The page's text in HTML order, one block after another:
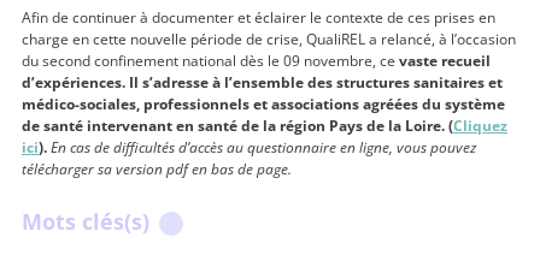
Afin de continuer à documenter et éclairer le contexte de ces prises en
charge en cette nouvelle période de crise, QualiREL a relancé, à l’occasion
du second confinement national dès le 09 novembre, ce vaste recueil
d’expériences. Il s’adresse à l’ensemble des structures sanitaires et
médico-sociales, professionnels et associations agréées du système
de santé intervenant en santé de la région Pays de la Loire. (Cliquez
ici).En cas de difficultés d’accès au questionnaire en ligne, vous pouvez
télécharger sa version pdf en bas de page.
Mots clés(s)